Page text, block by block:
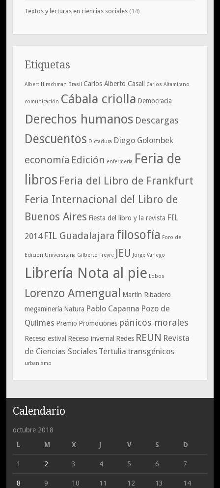
Textos y lecturas en ciencias sociales(14)
Etiquetas
Albert Hirschman Brasil Carlos Alberto Casali Carlos Altamirano
comunicación Cábala criolla Democracia
Derechos humanos Descargas
Descuentos Dictadura Diego Golombek
economía Edición enfermería Feria de
libros Feria del Libro de Frankfurt
Feria Internacional del Libro de
Buenos Aires Fiesta del libro y la revista FIL
2014 FIL Guadalajara filosofía Foro de
Edición Universitaria Gilberto Freyre JEU Jorge Variego
Librería Nota al pie Lobos
Lorenzo Amengual
Martín Ribadero
megaminería Natura Pablo Capanna Pozo de
Quilmes Premio Promociones pánicos morales
Receso estival Receso invernal Redes REUN Revista
de Ciencias Sociales Tertulia transgénicos
urbanismo
Calendario
octubre 2018
L
M X J V S D
1 2 3 4 5 6 7
8 9 10 11 12 13 14